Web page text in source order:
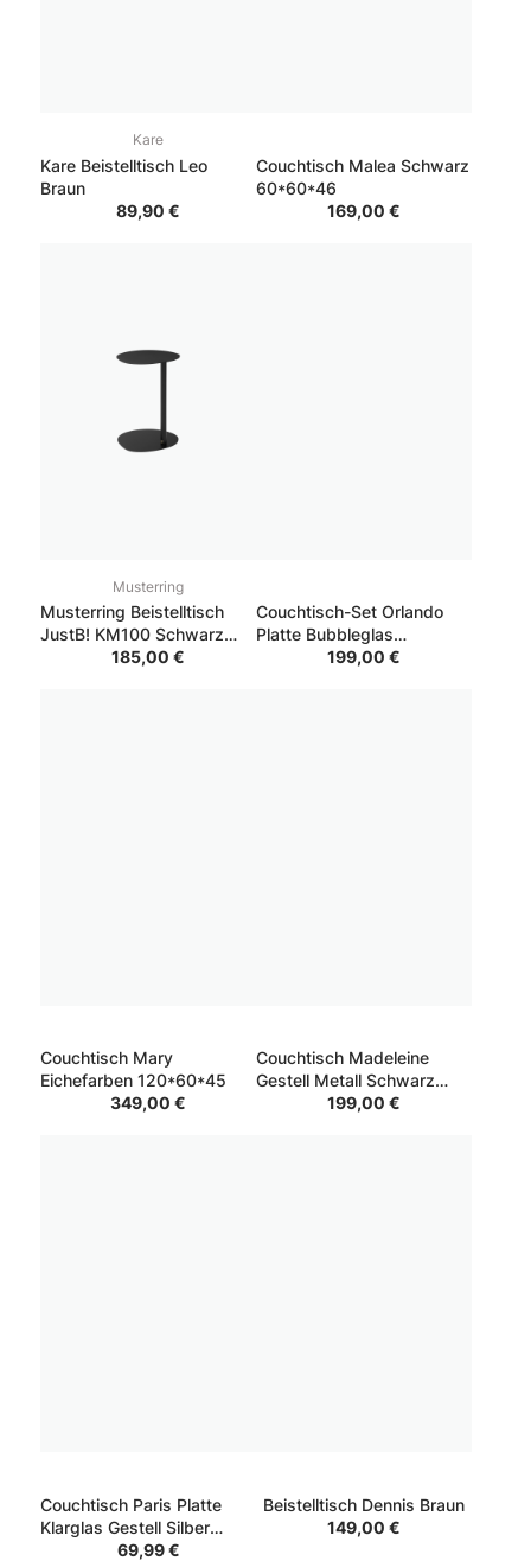
Kare
Kare Beistelltisch Leo
Braun
89,90 €
Couchtisch Malea Schwarz
60*60*46
169,00 €
Musterring
Musterring Beistelltisch
JustB! KM100 Schwarz
36.2*38.4*50
185,00 €
Couchtisch-Set Orlando
Platte Bubbleglas
Dunkelgrau Gestell
199,00 €
Couchtisch Mary
Eichefarben 120*60*45
349,00 €
Couchtisch Madeleine
Gestell Metall Schwarz
Platte Sicherheitsglas Grau
199,00 €
Couchtisch Paris Platte
Klarglas Gestell Silber
Ablage Weiß lackiert
69,99 €
Beistelltisch Dennis Braun
149,00 €